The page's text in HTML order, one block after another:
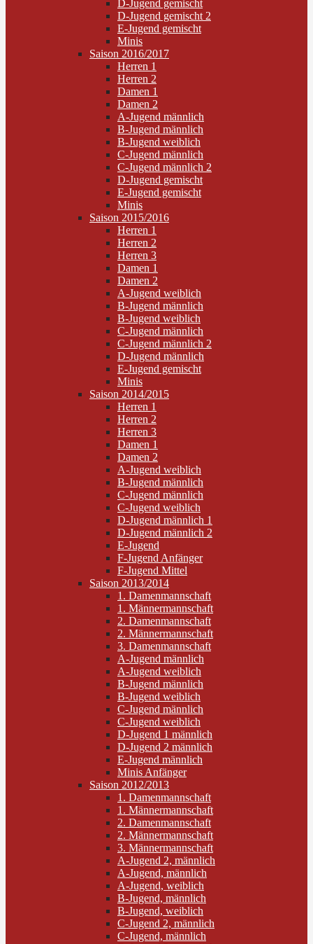
D-Jugend gemischt
D-Jugend gemischt 2
E-Jugend gemischt
Minis
Saison 2016/2017
Herren 1
Herren 2
Damen 1
Damen 2
A-Jugend männlich
B-Jugend männlich
B-Jugend weiblich
C-Jugend männlich
C-Jugend männlich 2
D-Jugend gemischt
E-Jugend gemischt
Minis
Saison 2015/2016
Herren 1
Herren 2
Herren 3
Damen 1
Damen 2
A-Jugend weiblich
B-Jugend männlich
B-Jugend weiblich
C-Jugend männlich
C-Jugend männlich 2
D-Jugend männlich
E-Jugend gemischt
Minis
Saison 2014/2015
Herren 1
Herren 2
Herren 3
Damen 1
Damen 2
A-Jugend weiblich
B-Jugend männlich
C-Jugend männlich
C-Jugend weiblich
D-Jugend männlich 1
D-Jugend männlich 2
E-Jugend
F-Jugend Anfänger
F-Jugend Mittel
Saison 2013/2014
1. Damenmannschaft
1. Männermannschaft
2. Damenmannschaft
2. Männermannschaft
3. Damenmannschaft
A-Jugend männlich
A-Jugend weiblich
B-Jugend männlich
B-Jugend weiblich
C-Jugend männlich
C-Jugend weiblich
D-Jugend 1 männlich
D-Jugend 2 männlich
E-Jugend männlich
Minis Anfänger
Saison 2012/2013
1. Damenmannschaft
1. Männermannschaft
2. Damenmannschaft
2. Männermannschaft
3. Männermannschaft
A-Jugend 2, männlich
A-Jugend, männlich
A-Jugend, weiblich
B-Jugend, männlich
B-Jugend, weiblich
C-Jugend 2, männlich
C-Jugend, männlich